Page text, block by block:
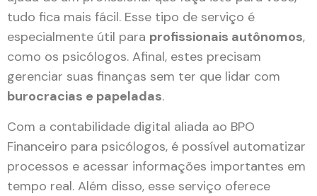
tudo fica mais fácil. Esse tipo de serviço é
especialmente útil para profissionais autônomos,
como os psicólogos. Afinal, estes precisam
gerenciar suas finanças sem ter que lidar com
burocracias e papeladas.
Com a contabilidade digital aliada ao BPO
Financeiro para psicólogos, é possível automatizar
processos e acessar informações importantes em
tempo real. Além disso, esse serviço oferece